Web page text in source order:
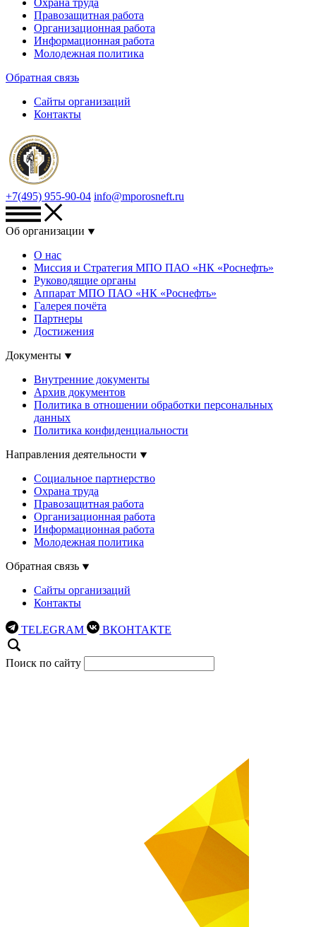
Охрана труда
Правозащитная работа
Организационная работа
Информационная работа
Молодежная политика
Обратная связь
Сайты организаций
Контакты
+7(495) 955-90-04 info@mporosneft.ru
Об организации
О нас
Миссия и Стратегия МПО ПАО «НК «Роснефть»
Руководящие органы
Аппарат МПО ПАО «НК «Роснефть»
Галерея почёта
Партнеры
Достижения
Документы
Внутренние документы
Архив документов
Политика в отношении обработки персональных
данных
Политика конфиденциальности
Направления деятельности
Социальное партнерство
Охрана труда
Правозащитная работа
Организационная работа
Информационная работа
Молодежная политика
Обратная связь
Сайты организаций
Контакты
TELEGRAM ВКОНТАКТЕ
Поиск по сайту